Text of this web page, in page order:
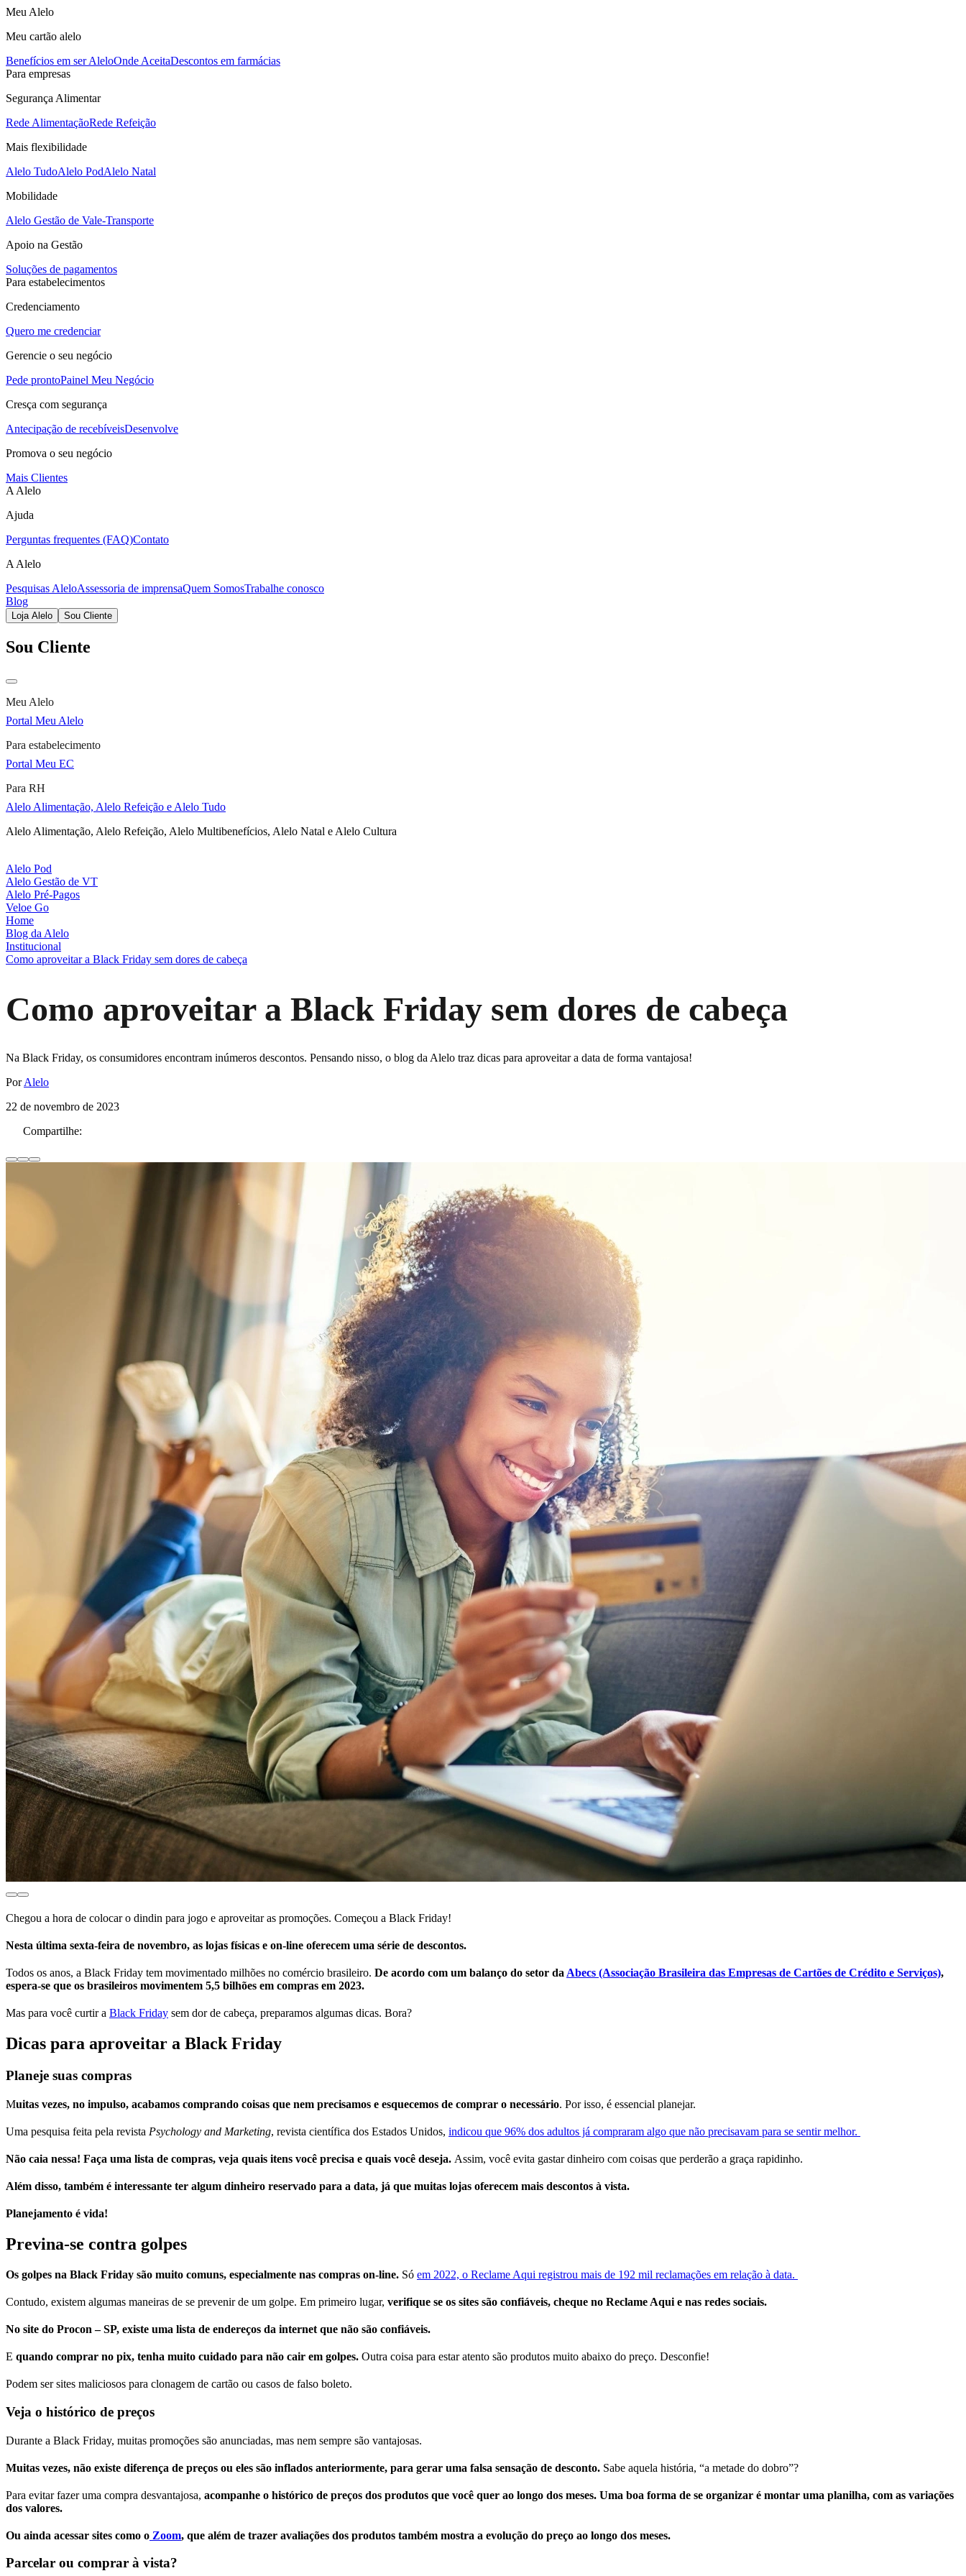
Meu Alelo
Meu cartão alelo
Benefícios em ser AleloOnde AceitaDescontos em farmácias
Para empresas
Segurança Alimentar
Rede AlimentaçãoRede Refeição
Mais flexibilidade
Alelo TudoAlelo PodAlelo Natal
Mobilidade
Alelo Gestão de Vale-Transporte
Apoio na Gestão
Soluções de pagamentos
Para estabelecimentos
Credenciamento
Quero me credenciar
Gerencie o seu negócio
Pede prontoPainel Meu Negócio
Cresça com segurança
Antecipação de recebíveisDesenvolve
Promova o seu negócio
Mais Clientes
A Alelo
Ajuda
Perguntas frequentes (FAQ)Contato
A Alelo
Pesquisas AleloAssessoria de imprensaQuem SomosTrabalhe conosco
Blog
Loja Alelo Sou Cliente
Sou Cliente
Meu Alelo
Portal Meu Alelo
Para estabelecimento
Portal Meu EC
Para RH
Alelo Alimentação, Alelo Refeição e Alelo Tudo
Alelo Alimentação, Alelo Refeição, Alelo Multibenefícios, Alelo Natal e Alelo Cultura
Alelo Pod
Alelo Gestão de VT
Alelo Pré-Pagos
Veloe Go
Home
Blog da Alelo
Institucional
Como aproveitar a Black Friday sem dores de cabeça
Como aproveitar a Black Friday sem dores de cabeça
Na Black Friday, os consumidores encontram inúmeros descontos. Pensando nisso, o blog da Alelo traz dicas para aproveitar a data de forma vantajosa!
PorAlelo
22 de novembro de 2023
Compartilhe:
Chegou a hora de colocar o dindin para jogo e aproveitar as promoções. Começou a Black Friday!
Nesta última sexta-feira de novembro, as lojas físicas e on-line oferecem uma série de descontos.
Todos os anos, a Black Friday tem movimentado milhões no comércio brasileiro. De acordo com um balanço do setor da Abecs (Associação Brasileira das Empresas de Cartões de Crédito e Serviços),
espera-se que os brasileiros movimentem 5,5 bilhões em compras em 2023.
Mas para você curtir a Black Friday sem dor de cabeça, preparamos algumas dicas. Bora?
Dicas para aproveitar a Black Friday
Planeje suas compras
Muitas vezes, no impulso, acabamos comprando coisas que nem precisamos e esquecemos de comprar o necessário. Por isso, é essencial planejar.
Uma pesquisa feita pela revista Psychology and Marketing, revista científica dos Estados Unidos, indicou que 96% dos adultos já compraram algo que não precisavam para se sentir melhor.
Não caia nessa! Faça uma lista de compras, veja quais itens você precisa e quais você deseja. Assim, você evita gastar dinheiro com coisas que perderão a graça rapidinho.
Além disso, também é interessante ter algum dinheiro reservado para a data, já que muitas lojas oferecem mais descontos à vista.
Planejamento é vida!
Previna-se contra golpes
Os golpes na Black Friday são muito comuns, especialmente nas compras on-line. Só em 2022, o Reclame Aqui registrou mais de 192 mil reclamações em relação à data.
Contudo, existem algumas maneiras de se prevenir de um golpe. Em primeiro lugar, verifique se os sites são confiáveis, cheque no Reclame Aqui e nas redes sociais.
No site do Procon – SP, existe uma lista de endereços da internet que não são confiáveis.
E quando comprar no pix, tenha muito cuidado para não cair em golpes. Outra coisa para estar atento são produtos muito abaixo do preço. Desconfie!
Podem ser sites maliciosos para clonagem de cartão ou casos de falso boleto.
Veja o histórico de preços
Durante a Black Friday, muitas promoções são anunciadas, mas nem sempre são vantajosas.
Muitas vezes, não existe diferença de preços ou eles são inflados anteriormente, para gerar uma falsa sensação de desconto. Sabe aquela história, “a metade do dobro”?
Para evitar fazer uma compra desvantajosa, acompanhe o histórico de preços dos produtos que você quer ao longo dos meses. Uma boa forma de se organizar é montar uma planilha, com as variações
dos valores.
Ou ainda acessar sites como o Zoom, que além de trazer avaliações dos produtos também mostra a evolução do preço ao longo dos meses.
Parcelar ou comprar à vista?